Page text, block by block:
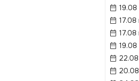
19.08
17.08
17.08
19.08